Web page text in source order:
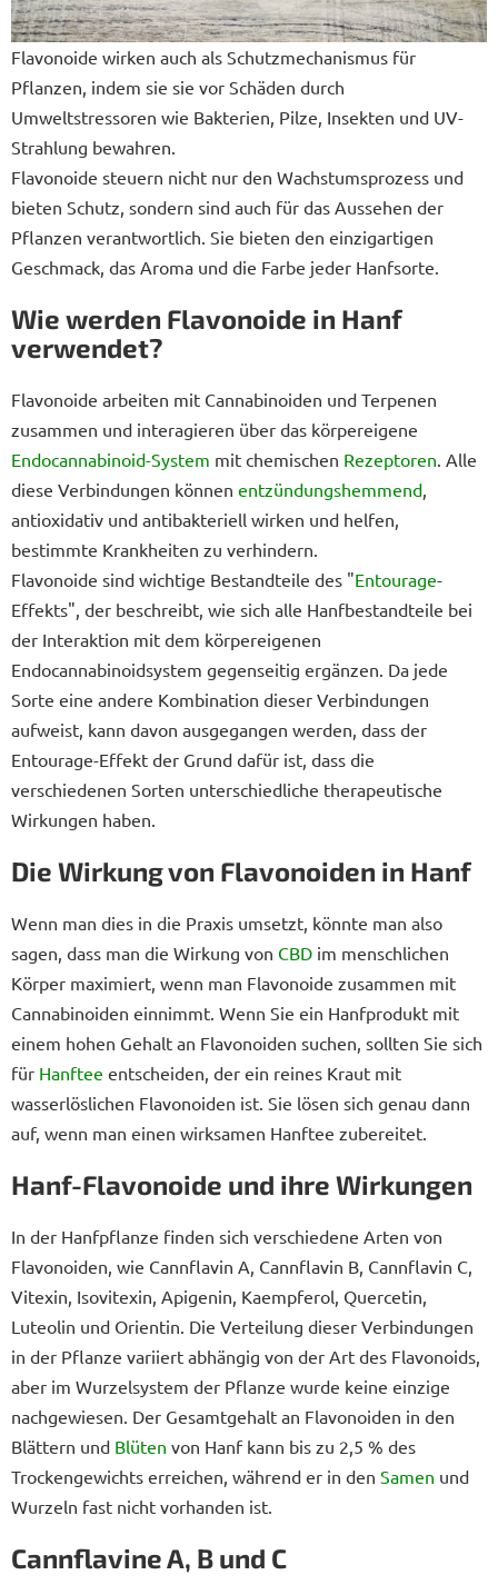
Flavonoide wirken auch als Schutzmechanismus für
Pflanzen, indem sie sie vor Schäden durch
Umweltstressoren wie Bakterien, Pilze, Insekten und UV-
Strahlung bewahren.
Flavonoide steuern nicht nur den Wachstumsprozess und
bieten Schutz, sondern sind auch für das Aussehen der
Pflanzen verantwortlich. Sie bieten den einzigartigen
Geschmack, das Aroma und die Farbe jeder Hanfsorte.
Wie werden Flavonoide in Hanf
verwendet?
Flavonoide arbeiten mit Cannabinoiden und Terpenen
zusammen und interagieren über das körpereigene
Endocannabinoid-System mit chemischen Rezeptoren . Alle
diese Verbindungen können entzündungshemmend
antioxidativ und antibakteriell wirken und helfen,
bestimmte Krankheiten zu verhindern.
Flavonoide sind wichtige Bestandteile des "Entourage-
Effekts", der beschreibt, wie sich alle Hanfbestandteile bei
der Interaktion mit dem körpereigenen
Endocannabinoidsystem gegenseitig ergänzen. Da jede
Sorte eine andere Kombination dieser Verbindungen
aufweist, kann davon ausgegangen werden, dass der
Entourage-Effekt der Grund dafür ist, dass die
verschiedenen Sorten unterschiedliche therapeutische
Wirkungen haben.
Die Wirkung von Flavonoiden in Hanf
Wenn man dies in die Praxis umsetzt, könnte man also
sagen, dass man die Wirkung von CBD im menschlichen
Körper maximiert, wenn man Flavonoide zusammen mit
Cannabinoiden einnimmt. Wenn Sie ein Hanfprodukt mit
einem hohen Gehalt an Flavonoiden suchen, sollten Sie sich
für Hanftee entscheiden, der ein reines Kraut mit
wasserlöslichen Flavonoiden ist. Sie lösen sich genau dann
auf, wenn man einen wirksamen Hanftee zubereitet.
Hanf-Flavonoide und ihre Wirkungen
In der Hanfpflanze finden sich verschiedene Arten von
Flavonoiden, wie Cannflavin A, Cannflavin B, Cannflavin C,
Vitexin, Isovitexin, Apigenin, Kaempferol, Quercetin,
Luteolin und Orientin. Die Verteilung dieser Verbindungen
in der Pflanze variiert abhängig von der Art des Flavonoids,
aber im Wurzelsystem der Pflanze wurde keine einzige
nachgewiesen. Der Gesamtgehalt an Flavonoiden in den
Blättern und Blüten von Hanf kann bis zu 2,5 % des
Trockengewichts erreichen, während er in den Samen und
Wurzeln fast nicht vorhanden ist.
Cannflavine A, B und C